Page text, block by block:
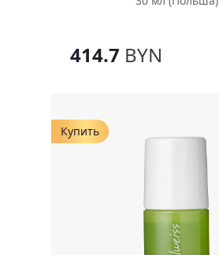
414.7 BYN
Купить